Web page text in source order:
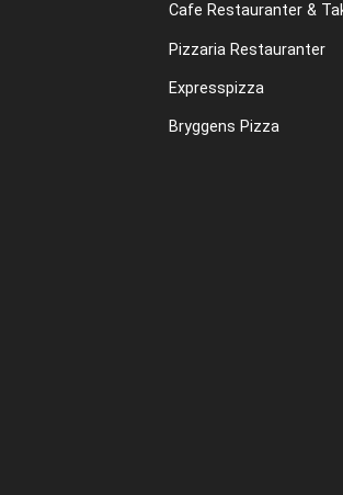
Cafe Restauranter &
Pizzaria Restauranter
Expresspizza
Bryggens Pizza